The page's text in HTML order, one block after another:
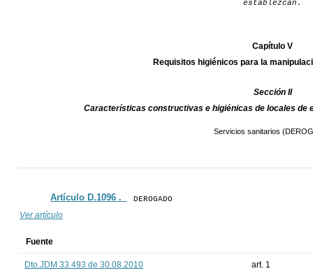
establezcan.
Capítulo V
Requisitos higiénicos para la
Sección II
Características constructivas e higiénicas de locales de
Servicios sanitarios
Artículo D.1096 ._ DEROGADO
Ver artículo
Fuente
Dto.JDM 33.493 de 30.08.2010 art. 1